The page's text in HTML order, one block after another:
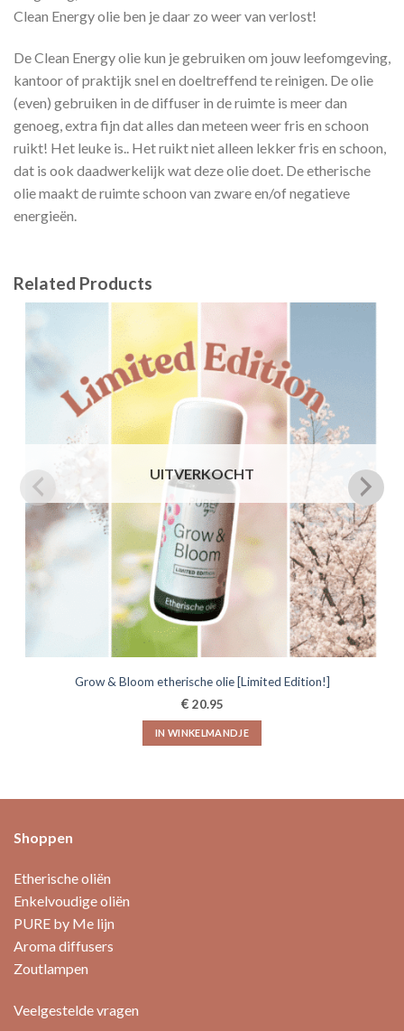
Clean Energy olie ben je daar zo weer van verlost!
De Clean Energy olie kun je gebruiken om jouw leefomgeving,
kantoor of praktijk snel en doeltreffend te reinigen. De olie
(even) gebruiken in de diffuser in de ruimte is meer dan
genoeg, extra fijn dat alles dan meteen weer fris en schoon
ruikt! Het leuke is.. Het ruikt niet alleen lekker fris en schoon,
dat is ook daadwerkelijk wat deze olie doet. De etherische
olie maakt de ruimte schoon van zware en/of negatieve
energieën.
Related Products
UITVERKOCHT
Grow & Bloom etherische olie [Limited Edition!]
€ 20.95
IN WINKELMANDJE
Shoppen
Etherische oliën
Enkelvoudige oliën
PURE by Me lijn
Aroma diffusers
Zoutlampen
Veelgestelde vragen